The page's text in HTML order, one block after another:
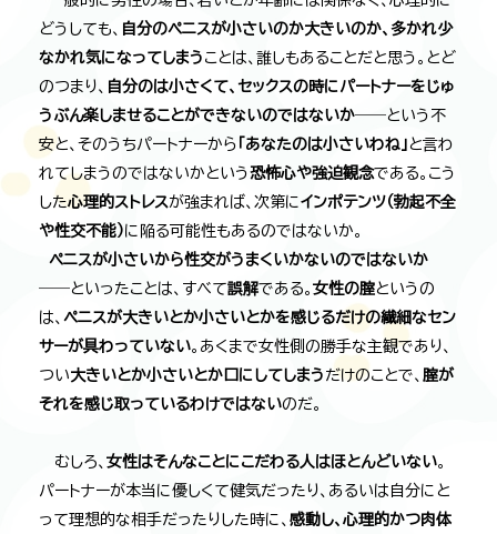
どうしても、 自分のペニスが小さいのか大きいのか、多かれ少
なかれ気になってしまう ことは、誰しもあることだと思う。とど
のつまり、 自分のは小さくて、セックスの時にパートナーをじゅ
うぶん楽しませることができないのではないか――という不
安と、そのうちパートナーから 「あなたのは小さいわね」
と言わ
れてしまうのではないかという恐怖心や強迫観念である。こう
した心理的ストレスが強まれば、次第にインポテンツ（勃起不全
や性交不能）に陥る可能性もあるのではないか。
ペニスが小さいから性交がうまくいかないのではないか
――といったことは、すべて誤解である。 女性の腟というの
は、 ペニスが大きいとか小さいとかを感じるだけの繊細なセン
サーが具わっていない。あくまで女性側の勝手な主観であり、
つい大きいとか小さいとか口にしてしまう だけのことで、 腟が
それを感じ取っているわけではないのだ。
むしろ、 女性はそんなことにこだわる人はほとんどいない。
パートナーが本当に優しくて健気だったり、あるいは自分にと
って理想的な相手だったりした時に、 感動し、心理的かつ肉体